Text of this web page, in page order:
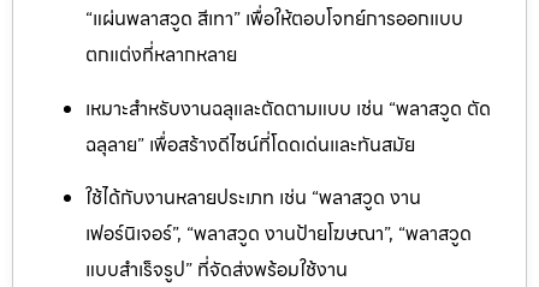
“แผ่นพลาสวูด สีเทา” เพื่อให้ตอบโจทย์การออกแบบ
ตกแต่งที่หลากหลาย
เหมาะสำหรับงานฉลุและตัดตามแบบ เช่น “พลาสวูด ตัด
ฉลุลาย” เพื่อสร้างดีไซน์ที่โดดเด่นและทันสมัย
ใช้ได้กับงานหลายประเภท เช่น “พลาสวูด งาน
เฟอร์นิเจอร์”, “พลาสวูด งานป้ายโฆษณา”, “พลาสวูด
แบบสำเร็จรูป” ที่จัดส่งพร้อมใช้งาน